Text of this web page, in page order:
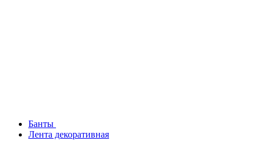
Банты
Лента декоративная